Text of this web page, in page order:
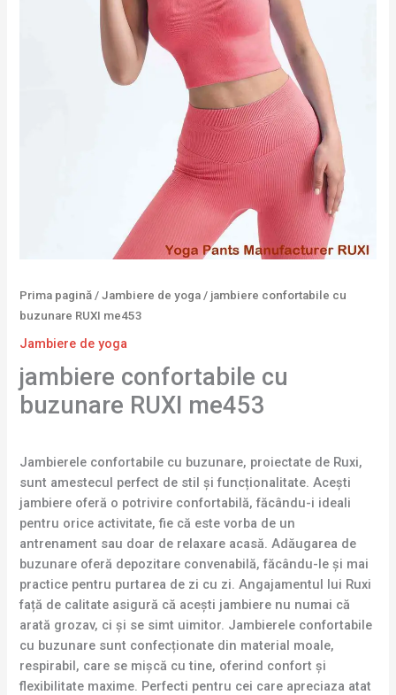
Prima pagină /Jambiere de yoga / jambiere confortabile cu
buzunare RUXI me453
Jambiere de yoga
jambiere confortabile cu
buzunare RUXI me453
Jambierele confortabile cu buzunare, proiectate de Ruxi,
sunt amestecul perfect de stil și funcționalitate. Acești
jambiere oferă o potrivire confortabilă, făcându-i ideali
pentru orice activitate, fie că este vorba de un
antrenament sau doar de relaxare acasă. Adăugarea de
buzunare oferă depozitare convenabilă, făcându-le și mai
practice pentru purtarea de zi cu zi. Angajamentul lui Ruxi
față de calitate asigură că acești jambiere nu numai că
arată grozav, ci și se simt uimitor. Jambierele confortabile
cu buzunare sunt confecționate din material moale,
respirabil, care se mișcă cu tine, oferind confort și
flexibilitate maxime. Perfecti pentru cei care apreciaza atat